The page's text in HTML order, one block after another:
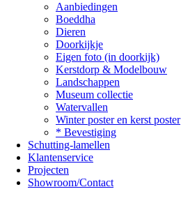
Aanbiedingen
Boeddha
Dieren
Doorkijkje
Eigen foto (in doorkijk)
Kerstdorp & Modelbouw
Landschappen
Museum collectie
Watervallen
Winter poster en kerst poster
* Bevestiging
Schutting-lamellen
Klantenservice
Projecten
Showroom/Contact